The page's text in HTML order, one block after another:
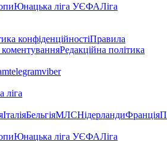
Юнацька ліга УЄФАЛіга
конфіденційностіПравила
Редакційна політика
telegramviber
ліга
ІталіяБельгіяМЛСНідерландиФранція
Юнацька ліга УЄФАЛіга